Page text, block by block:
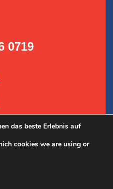
0719
das beste Erlebnis auf
cookies we are using or